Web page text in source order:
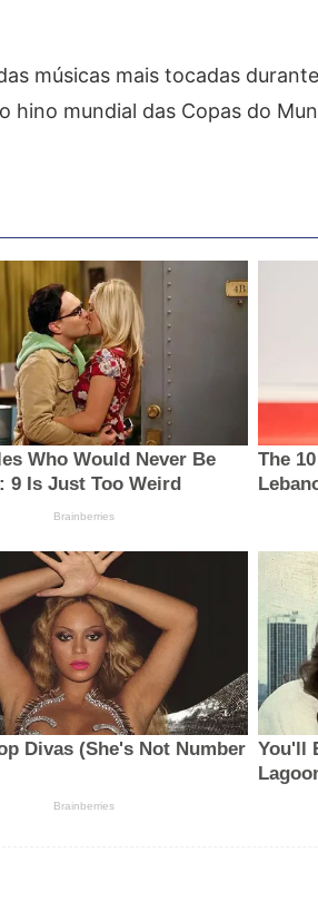
músicas mais tocadas
mundial das Copas do